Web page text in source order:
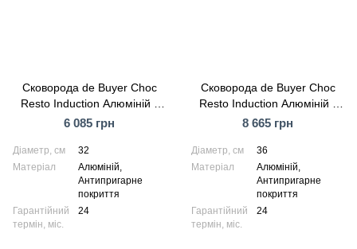
Сковорода de Buyer Choc
Resto Induction Алюміній з
антипригарним покриттям
6 085 грн
Діаметр, см
32
Матеріал
Алюміній,
Антипригарне
покриття
Гарантійний
термін, міс.
24
Сковорода de Buyer Choc
Resto Induction Алюміній з
антипригарним покриттям
8 665 грн
Діаметр, см
36
Матеріал
Алюміній,
Антипригарне
покриття
Гарантійний
термін, міс.
24